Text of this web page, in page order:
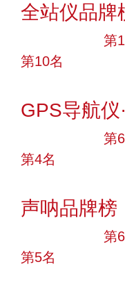
全站仪品牌
第
第10名
GPS导航仪
第
第4名
声呐品牌榜
第
第5名